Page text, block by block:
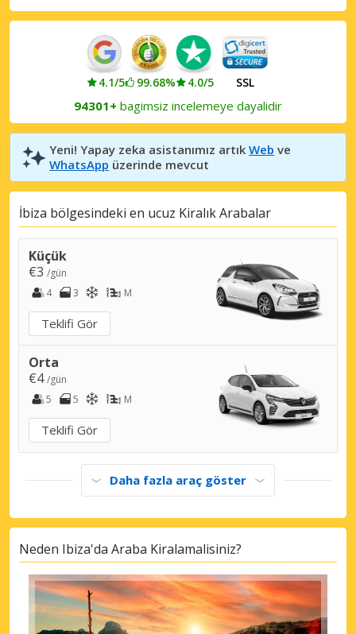
4.1/5 99.68% 4.0/5 SSL
94301+ bagimsiz incelemeye dayalidir
Yeni! Yapay zeka asistanımız artık Web ve
WhatsApp üzerinde mevcut
İbiza bölgesindeki en ucuz Kiralık Arabalar
Küçük
€3 /gün
4
3 M
Teklifi Gör
Orta
€4/gün
5
5 M
Teklifi Gör
Daha fazla araç göster
Neden Ibiza'da Araba Kiralamalisiniz?